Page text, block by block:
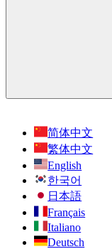
简体中文
繁体中文
English
한국어
日本語
Français
Italiano
Deutsch